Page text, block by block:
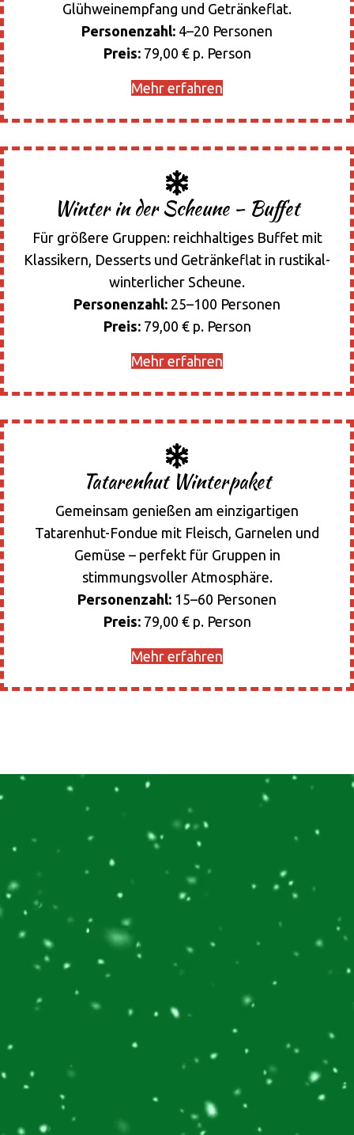
Glühweinempfang und Getränkeflat.
Personenzahl: 4–20 Personen
Preis:79,00 € p. Person
Mehr erfahren
Winter in der Scheune – Buffet
Für größere Gruppen: reichhaltiges Buffet mit
Klassikern, Desserts und Getränkeflat in rustikal-
winterlicher Scheune.
Personenzahl: 25–100 Personen
Preis:79,00 € p. Person
Mehr erfahren
Tatarenhut Winterpaket
Gemeinsam genießen am einzigartigen
Tatarenhut-Fondue mit Fleisch, Garnelen und
Gemüse – perfekt für Gruppen in
stimmungsvoller Atmosphäre.
Personenzahl: 15–60 Personen
Preis:79,00 € p. Person
Mehr erfahren